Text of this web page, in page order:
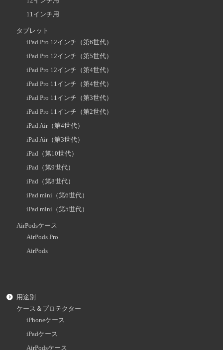
11インチ用
タブレット
iPad Pro 12インチ（第6世代）
iPad Pro 12インチ（第5世代）
iPad Pro 12インチ（第4世代）
iPad Pro 11インチ（第4世代）
iPad Pro 11インチ（第3世代）
iPad Pro 11インチ（第2世代）
iPad Air（第4世代）
iPad Air（第3世代）
iPad（第10世代）
iPad（第9世代）
iPad（第8世代）
iPad mini（第6世代）
iPad mini（第5世代）
AirPodsケース
AirPods Pro
AirPods
用途別
ケース＆プロテクター
iPhoneケース
iPadケース
AirPodsケース